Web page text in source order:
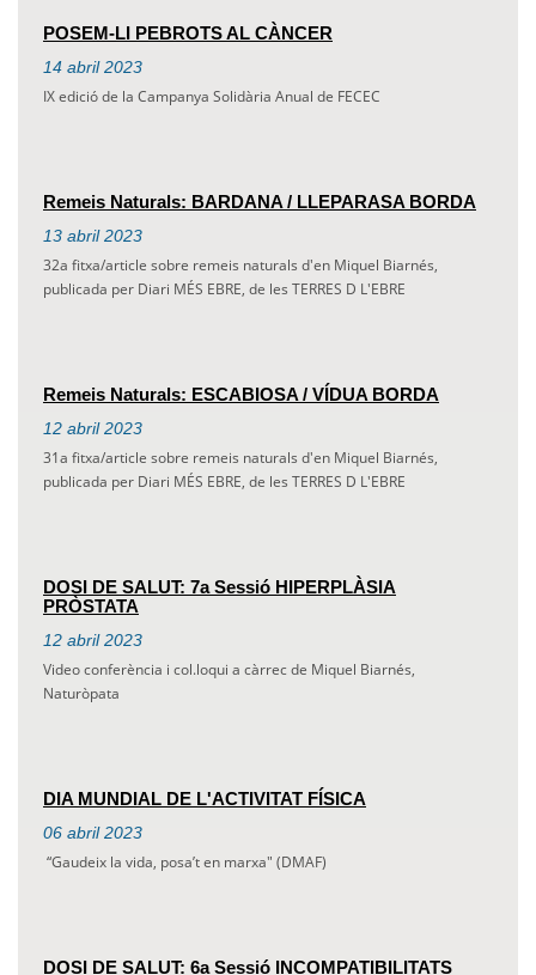
POSEM-LI PEBROTS AL CÀNCER
14 abril 2023
IX edició de la Campanya Solidària Anual de FECEC
Remeis Naturals: BARDANA / LLEPARASA BORDA
13 abril 2023
32a fitxa/article sobre remeis naturals d'en Miquel Biarnés,
publicada per Diari MÉS EBRE, de les TERRES D L'EBRE
Remeis Naturals: ESCABIOSA / VÍDUA BORDA
12 abril 2023
31a fitxa/article sobre remeis naturals d'en Miquel Biarnés,
publicada per Diari MÉS EBRE, de les TERRES D L'EBRE
DOSI DE SALUT: 7a Sessió HIPERPLÀSIA
PRÒSTATA
12 abril 2023
Video conferència i col.loqui a càrrec de Miquel Biarnés,
Naturòpata
DIA MUNDIAL DE L'ACTIVITAT FÍSICA
06 abril 2023
“Gaudeix la vida, posa’t en marxa" (DMAF)
DOSI DE SALUT: 6a Sessió INCOMPATIBILITATS